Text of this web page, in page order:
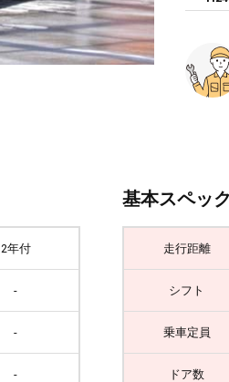
2年付
-
-
-
基本スペック
走行距離
シフト
乗車定員
ドア数